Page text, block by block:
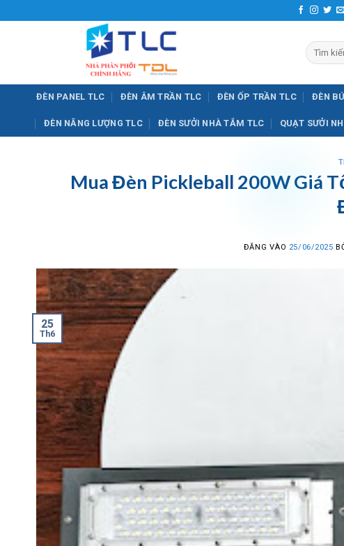
qua
Tìm
kiếm:
ĐÈN PANEL TLC ĐÈN ÂM TRẦN TLC ĐÈN ỐP TRẦN TLC ĐÈN
ĐÈN NĂNG LƯỢNG TLC ĐÈN SƯỞI NHÀ TẮM TLC QUẠT SƯỞI
Mua Đèn Pickleball 200W Giá
ĐĂNG VÀO 25/06/2025
25
Th6